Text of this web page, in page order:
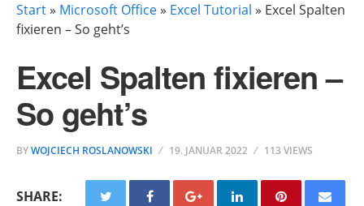
Start» Microsoft Office» Excel Tutorial » Excel Spalten
fixieren – So geht’s
Excel Spalten fixieren –
So geht’s
BYWOJCIECH ROSLANOWSKI 19. JANUAR 2022 113 VIEWS
SHARE: